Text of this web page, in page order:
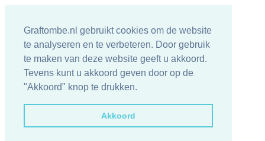
Graftombe.nl gebruikt cookies om de website
te analyseren en te verbeteren. Door gebruik
te maken van deze website geeft u akkoord.
Tevens kunt u akkoord geven door op de
"Akkoord" knop te drukken.
Akkoord